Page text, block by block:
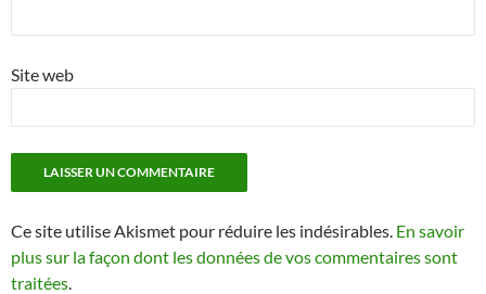
Site web
Ce site utilise Akismet pour réduire les indésirables. En savoir
plus sur la façon dont les données de vos commentaires sont
traitées.